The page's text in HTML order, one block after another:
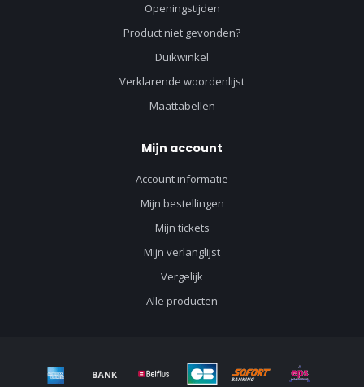
Openingstijden
Product niet gevonden?
Duikwinkel
Verklarende woordenlijst
Maattabellen
Mijn account
Account informatie
Mijn bestellingen
Mijn tickets
Mijn verlanglijst
Vergelijk
Alle producten